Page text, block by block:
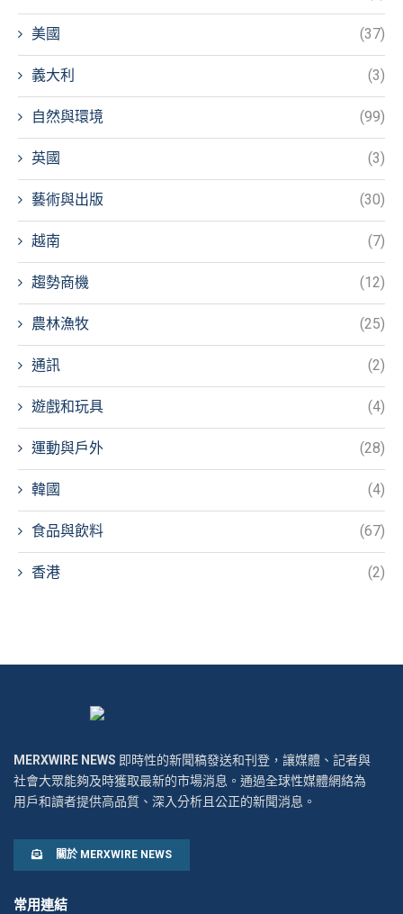
美國 (37)
義大利 (3)
自然與環境 (99)
英國 (3)
藝術與出版 (30)
越南 (7)
趨勢商機 (12)
農林漁牧 (25)
通訊 (2)
遊戲和玩具 (4)
運動與戶外 (28)
韓國 (4)
食品與飲料 (67)
香港 (2)
MERXWIRE NEWS 即時性的新聞稿發送和刊登，讓媒體、記者與
社會大眾能夠及時獲取最新的市場消息。通過全球性媒體網絡為
用戶和讀者提供高品質、深入分析且公正的新聞消息。
關於 MERXWIRE NEWS
常用連結